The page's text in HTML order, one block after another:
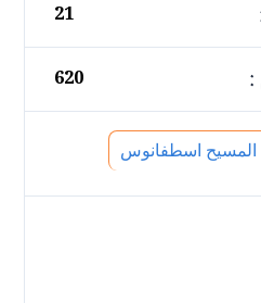
21
:
620
اسطفانوس